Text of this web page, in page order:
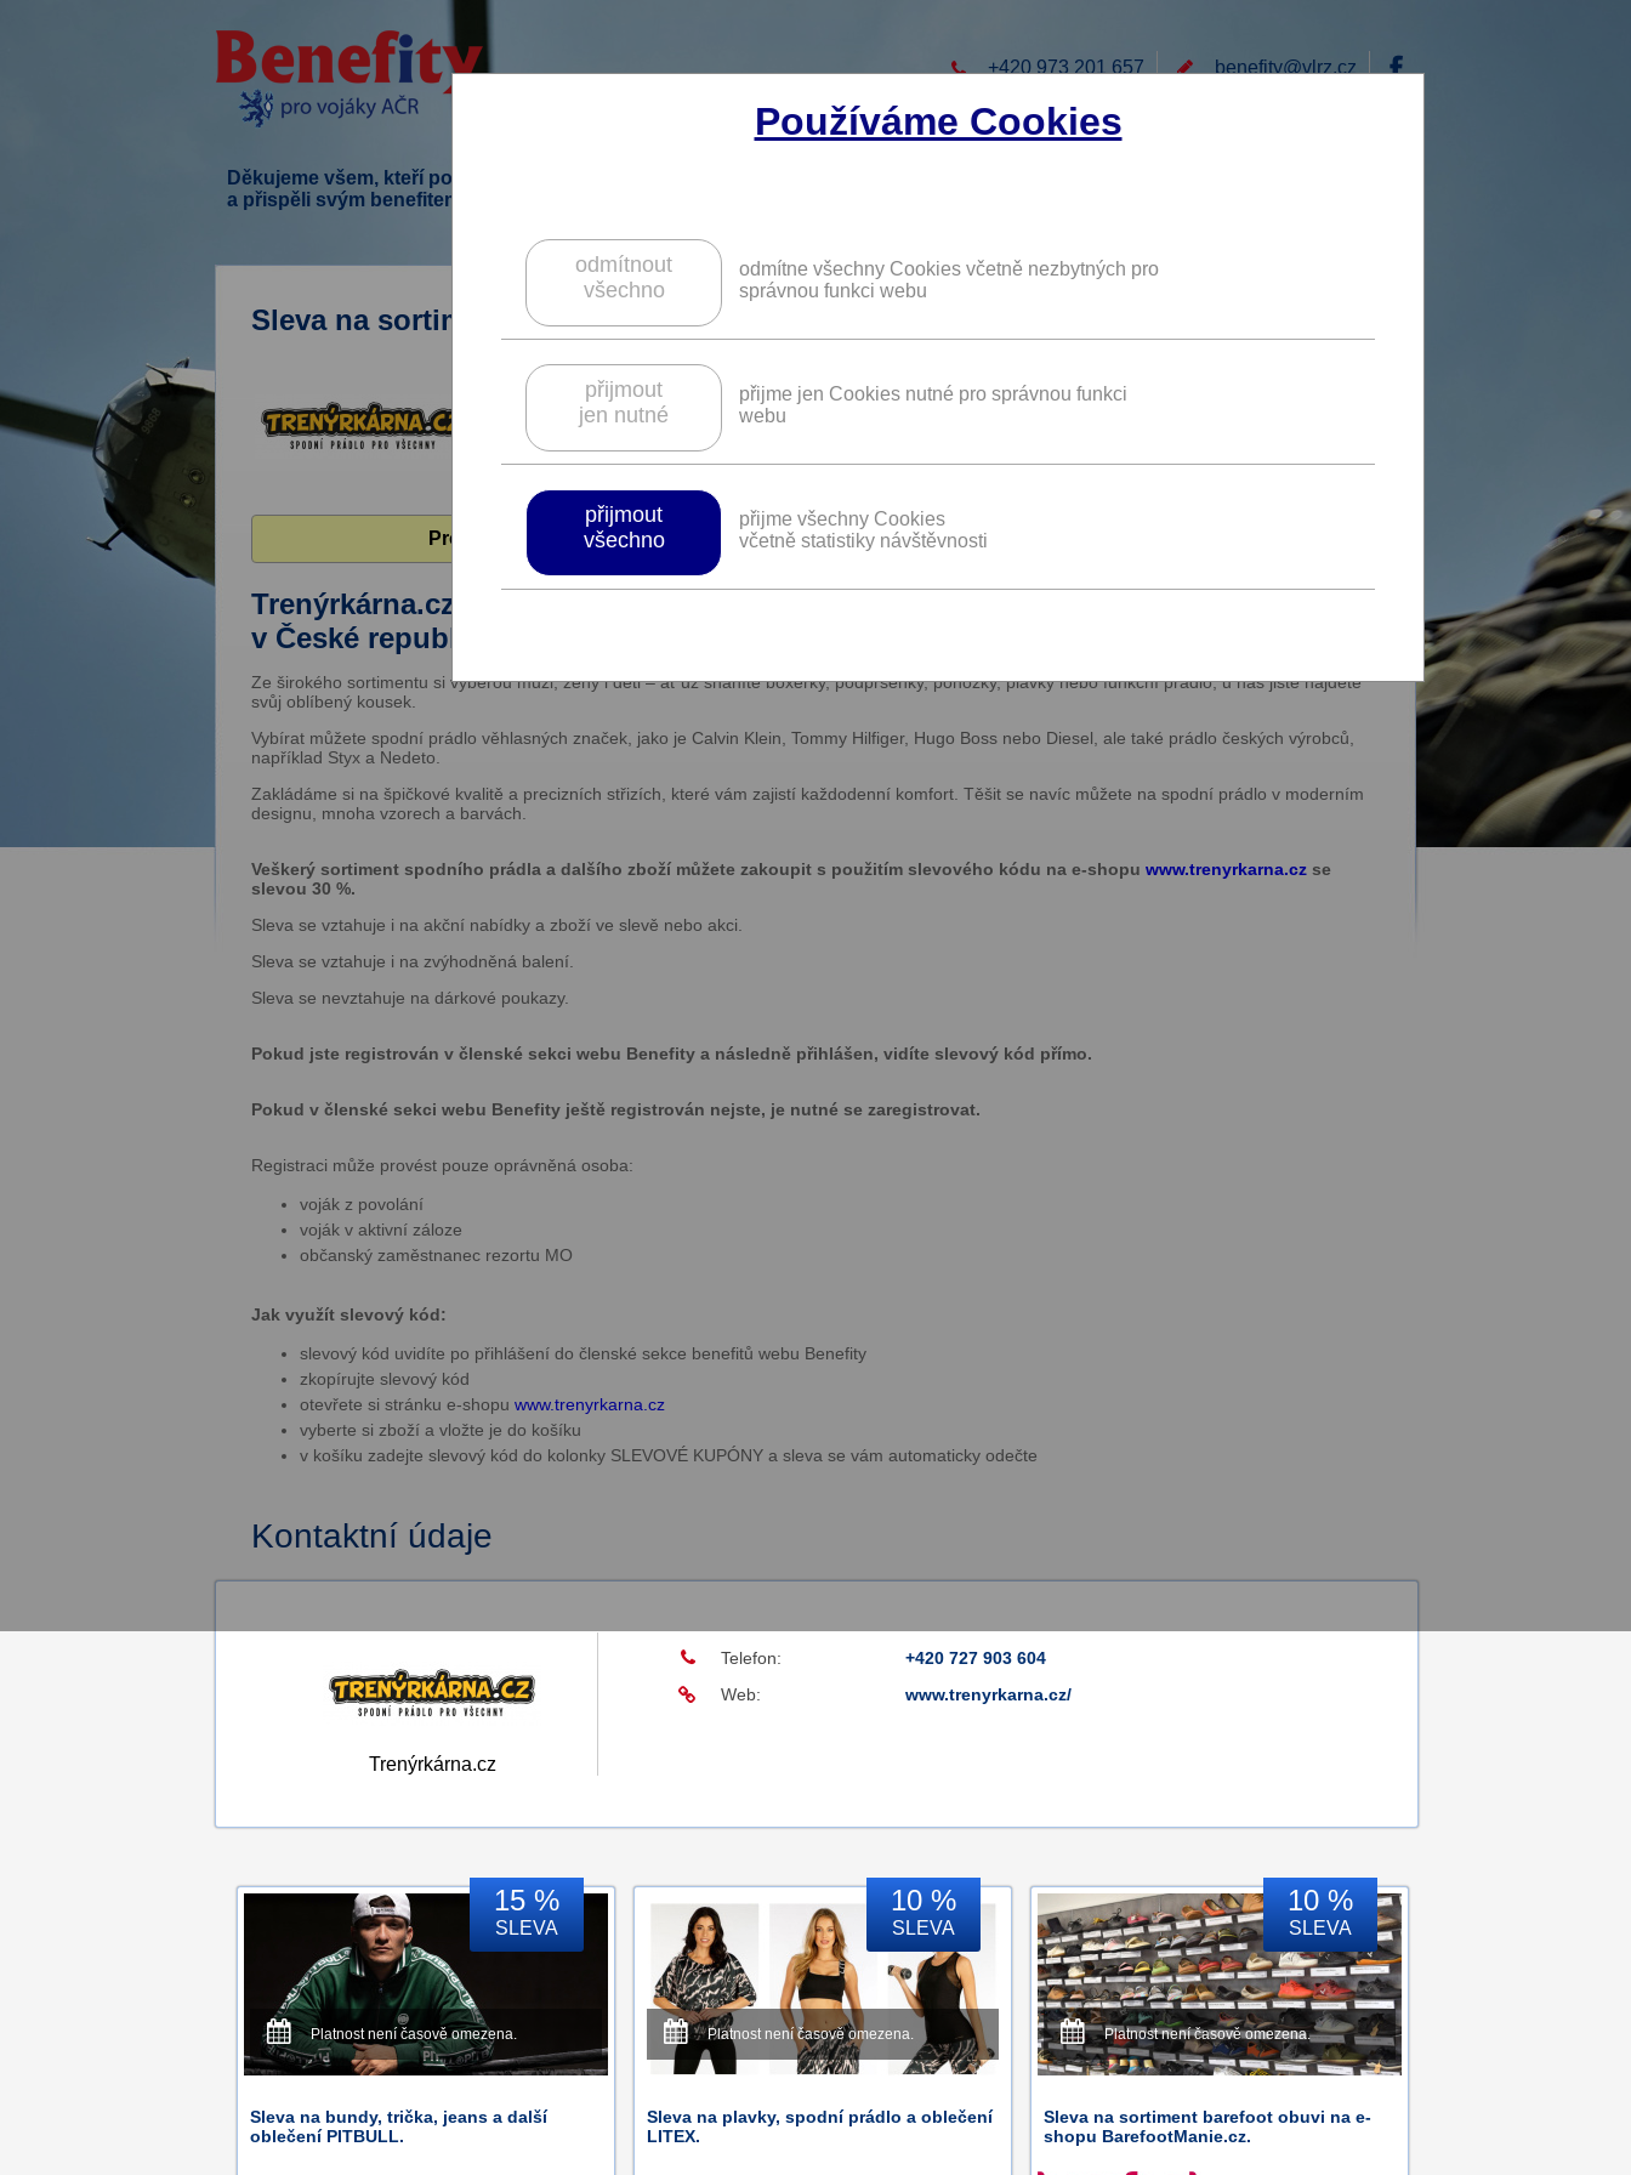
+420 973 201 657 benefity@vlrz.cz
Děkujeme všem, kteří podpořili tento projekt
a přispěli svým benefitem.
Používáme Cookies
odmítnout
všechno
odmítne všechny Cookies včetně nezbytných pro
správnou funkci webu
přijmout
jen nutné
přijme jen Cookies nutné pro správnou funkci
webu
přijmout
všechno
přijme všechny Cookies
včetně statistiky návštěvnosti
Sleva na sortiment spodního prádla na e-shopu Trenýrkárna.cz.
Platnost není časově omezena.
Pro zobrazení dalších podmínek či slevových kódů pro čerpání benefitu se
Trenýrkárna.cz patří k nějvětším e-shopům se spodním prádlem
v České republice.
Ze širokého sortimentu si vyberou muži, ženy i děti – ať už sháníte boxerky, podprsenky, ponožky, plavky nebo funkční prádlo, u nás jistě najdete
svůj oblíbený kousek.
Vybírat můžete spodní prádlo věhlasných značek, jako je Calvin Klein, Tommy Hilfiger, Hugo Boss nebo Diesel, ale také prádlo českých výrobců,
například Styx a Nedeto.
Zakládáme si na špičkové kvalitě a precizních střizích, které vám zajistí každodenní komfort. Těšit se navíc můžete na spodní prádlo v moderním
designu, mnoha vzorech a barvách.
Veškerý sortiment spodního prádla a dalšího zboží můžete zakoupit s použitím slevového kódu na e-shopu www.trenyrkarna.cz se
slevou 30 %.
Sleva se vztahuje i na akční nabídky a zboží ve slevě nebo akci.
Sleva se vztahuje i na zvýhodněná balení.
Sleva se nevztahuje na dárkové poukazy.
Pokud jste registrován v členské sekci webu Benefity a následně přihlášen, vidíte slevový kód přímo.
Pokud v členské sekci webu Benefity ještě registrován nejste, je nutné se zaregistrovat.
Registraci může provést pouze oprávněná osoba:
voják z povolání
voják v aktivní záloze
občanský zaměstnanec rezortu MO
Jak využít slevový kód:
slevový kód uvidíte po přihlášení do členské sekce benefitů webu Benefity
zkopírujte slevový kód
otevřete si stránku e-shopu www.trenyrkarna.cz
vyberte si zboží a vložte je do košíku
v košíku zadejte slevový kód do kolonky SLEVOVÉ KUPÓNY a sleva se vám automaticky odečte
Kontaktní údaje
Trenýrkárna.cz
Telefon:
+420 727 903 604
Web:
www.trenyrkarna.cz/
15 %
SLEVA
Platnost není časově omezena.
Sleva na bundy, trička, jeans a další
oblečení PITBULL.
10 %
SLEVA
Platnost není časově omezena.
Sleva na plavky, spodní prádlo a oblečení
LITEX.
10 %
SLEVA
Platnost není časově omezena.
Sleva na sortiment barefoot obuvi na e-
shopu BarefootManie.cz.